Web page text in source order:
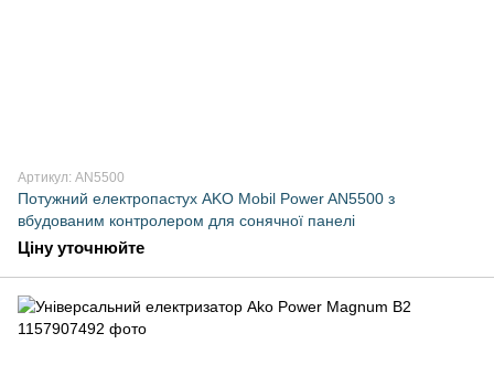
Артикул: AN5500
Потужний електропастух AKO Mobil Power AN5500 з
вбудованим контролером для сонячної панелі
Ціну уточнюйте